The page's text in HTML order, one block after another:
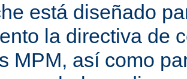
está diseñado
la directiva de
MPM, así como